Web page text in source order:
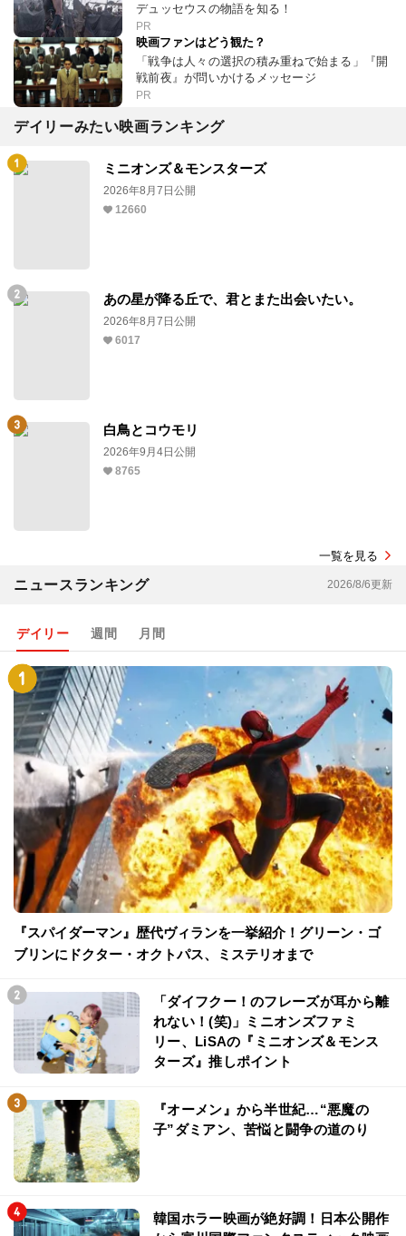
デュッセウスの物語を知る！
PR
映画ファンはどう観た？
「戦争は人々の選択の積み重ねで始まる」『開
戦前夜』が問いかけるメッセージ
PR
デイリーみたい映画ランキング
ミニオンズ＆モンスターズ
2026年8月7日公開
12660
あの星が降る丘で、君とまた出会いたい。
2026年8月7日公開
6017
白鳥とコウモリ
2026年9月4日公開
8765
一覧を見る
ニュースランキング 2026/8/6更新
デイリー 週間 月間
『スパイダーマン』歴代ヴィランを一挙紹介！グリーン・ゴ
ブリンにドクター・オクトパス、ミステリオまで
「ダイフクー！のフレーズが耳から離
れない！(笑)」ミニオンズファミ
リー、LiSAの『ミニオンズ＆モンス
ターズ』推しポイント
『オーメン』から半世紀…“悪魔の
子”ダミアン、苦悩と闘争の道のり
韓国ホラー映画が絶好調！日本公開作